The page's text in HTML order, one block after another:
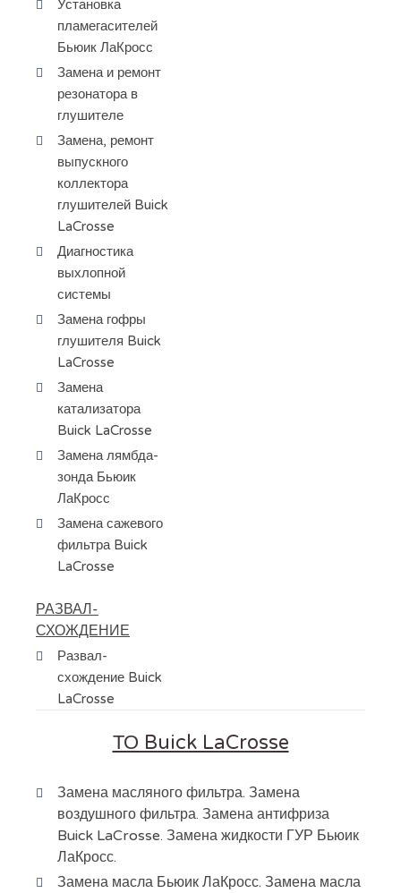
Установка
пламегасителей
Бьюик ЛаКросс
Замена и ремонт
резонатора в
глушителе
Замена, ремонт
выпускного
коллектора
глушителей Buick
LaCrosse
Диагностика
выхлопной
системы
Замена гофры
глушителя Buick
LaCrosse
Замена
катализатора
Buick LaCrosse
Замена лямбда-
зонда Бьюик
ЛаКросс
Замена сажевого
фильтра Buick
LaCrosse
РАЗВАЛ-
СХОЖДЕНИЕ
Развал-
схождение Buick
LaCrosse
ТО Buick LaCrosse
Замена масляного фильтра. Замена
воздушного фильтра. Замена антифриза
Buick LaCrosse. Замена жидкости ГУР Бьюик
ЛаКросс.
Замена масла Бьюик ЛаКросс. Замена масла